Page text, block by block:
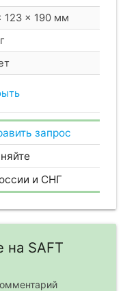
123 × 190 мм
запрос
и СНГ
на SAFT